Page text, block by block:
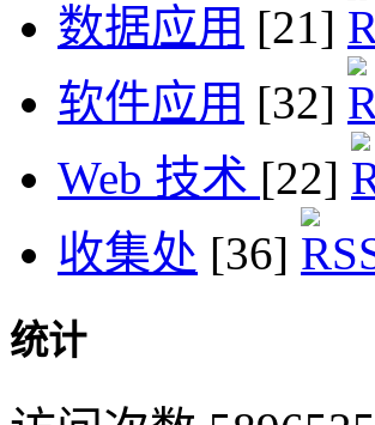
数据应用 [21]
软件应用 [32]
Web 技术 [22]
收集处 [36]
统计